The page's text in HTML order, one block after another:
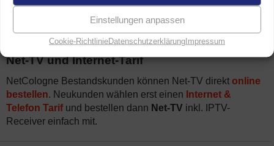
Einstellungen anpassen
Cookie-RichtlinieDatenschutzerklärungImpressum
Tarifberatung und BestellungNetCologne
Net-TV und Internet-Tarif
NetCologne Bestandskunden können Net-TV direkt online
bestellen. Neukunden wählen erst einen Internet &
Telefon Tarifund bestellen dann Net-TV inkl. IPTV-
Receiver einfach mit.